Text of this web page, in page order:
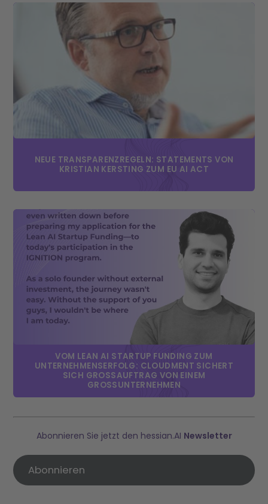
NEUE TRANSPARENZREGELN: STATEMENTS VON
KRISTIAN KERSTING ZUM EU AI ACT
VOM LEAN AI STARTUP FUNDING ZUM
UNTERNEHMENSERFOLG: CLOUDMENT SICHERT
SICH GROSSAUFTRAG VON EINEM G
ROSSUNTERNEHMEN
Abonnieren Sie jetzt den hessian.AI Newsletter
Abonnieren